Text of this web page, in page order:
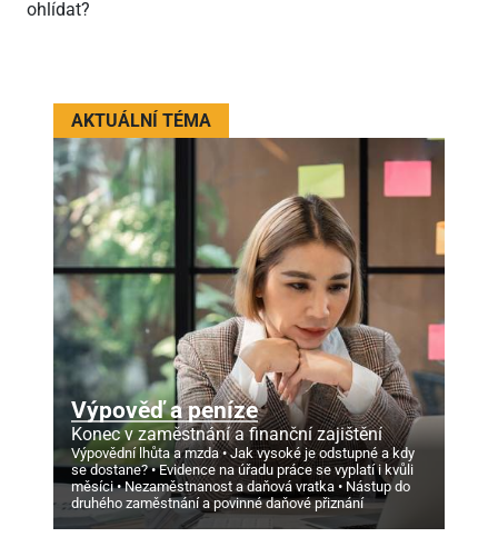
ohlídat?
AKTUÁLNÍ TÉMA
Výpověď a peníze
Konec v zaměstnání a finanční zajištění
Výpovědní lhůta a mzda
Jak vysoké je odstupné a kdy
se dostane?
Evidence na úřadu práce se vyplatí i kvůli
měsíci
Nezaměstnanost a daňová vratka
Nástup do
druhého zaměstnání a povinné daňové přiznání